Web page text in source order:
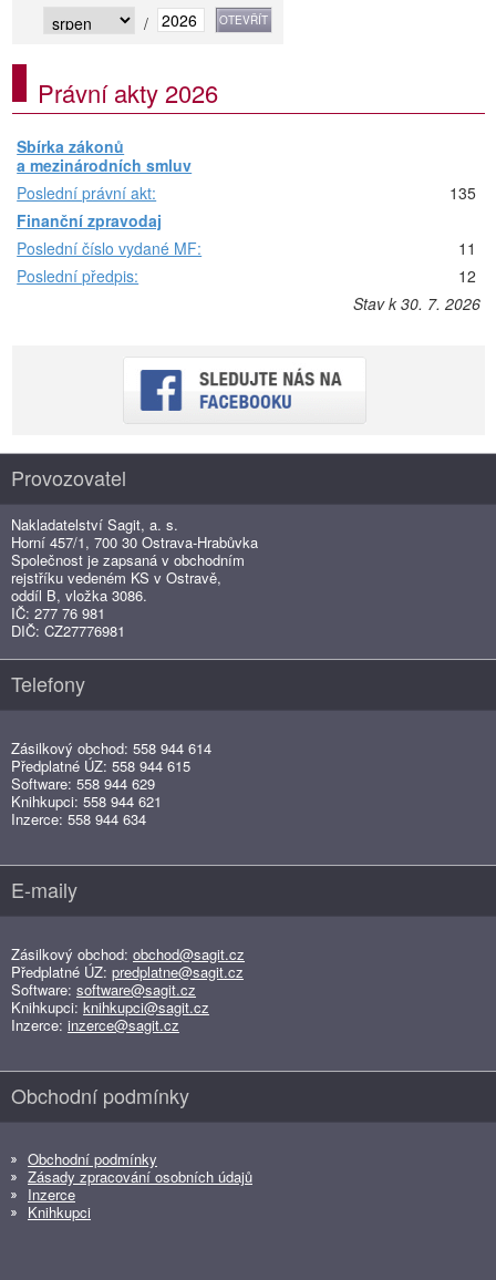
/
Právní akty 2026
Sbírka zákonů
a mezinárodních smluv
Poslední právní akt:
135
Finanční zpravodaj
Poslední číslo vydané MF:
11
Poslední předpis:
12
Stav k 30. 7. 2026
Provozovatel
Nakladatelství Sagit, a. s.
Horní 457/1, 700 30 Ostrava-Hrabůvka
Společnost je zapsaná v obchodním
rejstříku vedeném KS v Ostravě,
oddíl B, vložka 3086.
IČ: 277 76 981
DIČ: CZ27776981
Telefony
Zásilkový obchod: 558 944 614
Předplatné ÚZ: 558 944 615
Software: 558 944 629
Knihkupci: 558 944 621
Inzerce: 558 944 634
E-maily
Zásilkový obchod: obchod@sagit.cz
Předplatné ÚZ: predplatne@sagit.cz
Software: software@sagit.cz
Knihkupci: knihkupci@sagit.cz
Inzerce: inzerce@sagit.cz
Obchodní podmínky
Obchodní podmínky
Zásady zpracování osobních údajů
Inzerce
Knihkupci